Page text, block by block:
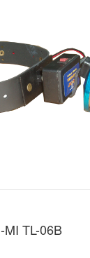
TL-06B